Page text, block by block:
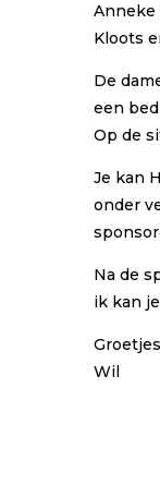
Anneke
Kloots
De
een
Op de
Je kan
onder
Na de
ik kan
Wil